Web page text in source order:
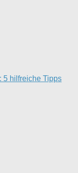
5 hilfreiche Tipps